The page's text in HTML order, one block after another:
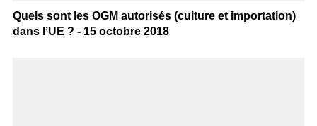
Quels sont les OGM autorisés (culture et importation)
dans l’UE ? - 15 octobre 2018